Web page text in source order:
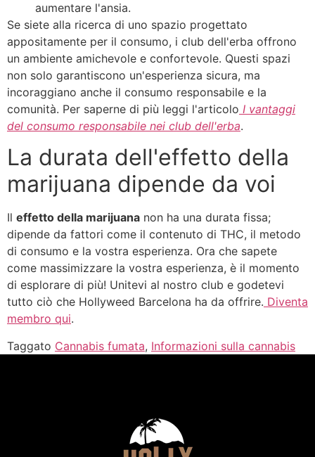
aumentare l'ansia.
Se siete alla ricerca di uno spazio progettato
appositamente per il consumo, i club dell'erba offrono
un ambiente amichevole e confortevole. Questi spazi
non solo garantiscono un'esperienza sicura, ma
incoraggiano anche il consumo responsabile e la
comunità. Per saperne di più leggi l'articolo I vantaggi
del consumo responsabile nei club dell'erba.
La durata dell'effetto della
marijuana dipende da voi
Il effetto della marijuana non ha una durata fissa;
dipende da fattori come il contenuto di THC, il metodo
di consumo e la vostra esperienza. Ora che sapete
come massimizzare la vostra esperienza, è il momento
di esplorare di più! Unitevi al nostro club e godetevi
tutto ciò che Hollyweed Barcelona ha da offrire. Diventa
membro qui.
Taggato Cannabis fumata, Informazioni sulla cannabis